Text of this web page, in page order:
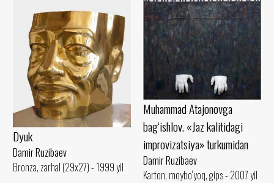
Muhammad Atajonovga
bag‘ishlov. «Jaz kalitidagi
improvizatsiya» turkumidan
Damir Ruzibaev
Karton, moybo‘yoq, gips - 2007 yil
Dyuk
Damir Ruzibaev
Bronza, zarhal (29x27) - 1999 yil